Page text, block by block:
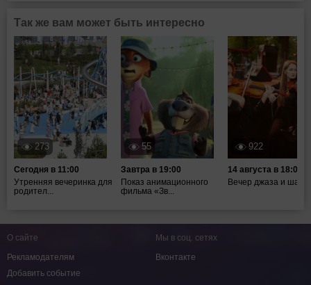
Так же вам может быть интересно
273
Сегодня в 11:00
Утренняя вечеринка для
родител...
55
Завтра в 19:00
Показ анимационного
фильма «Зв...
922
14 августа в 18:00
Вечер джаза и
О сайте
Рекламодателям
Добавить событие
Мы в соц. сетях
Вконтакте